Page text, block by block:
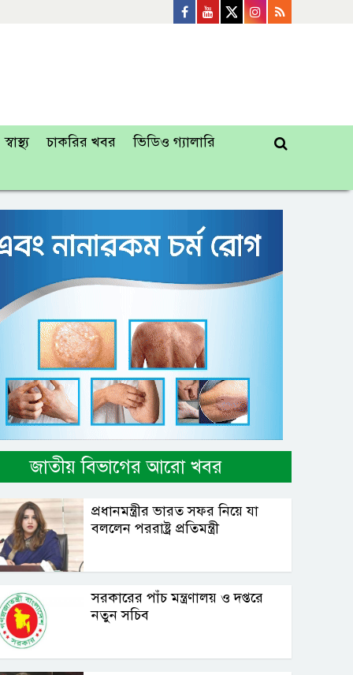
স্বাস্থ্য চাকরির খবর ভিডিও গ্যালারি
জাতীয় বিভাগের আরো খবর
প্রধানমন্ত্রীর ভারত সফর নিয়ে যা
বললেন পররাষ্ট্র প্রতিমন্ত্রী
সরকারের পাঁচ মন্ত্রণালয় ও দপ্তরে
নতুন সচিব